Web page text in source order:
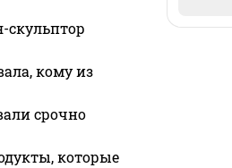
скульптор
кому из
срочно
которые